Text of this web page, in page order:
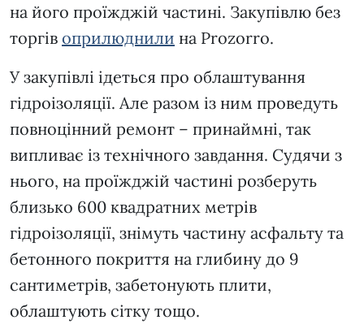
на його проїжджій частині. Закупівлю без
торгів оприлюднили на Prozorro.
У закупівлі ідеться про облаштування
гідроізоляції. Але разом із ним проведуть
повноцінний ремонт – принаймні, так
випливає із технічного завдання. Судячи з
нього, на проїжджій частині розберуть
близько 600 квадратних метрів
гідроізоляції, знімуть частину асфальту та
бетонного покриття на глибину до 9
сантиметрів, забетонують плити,
облаштують сітку тощо.